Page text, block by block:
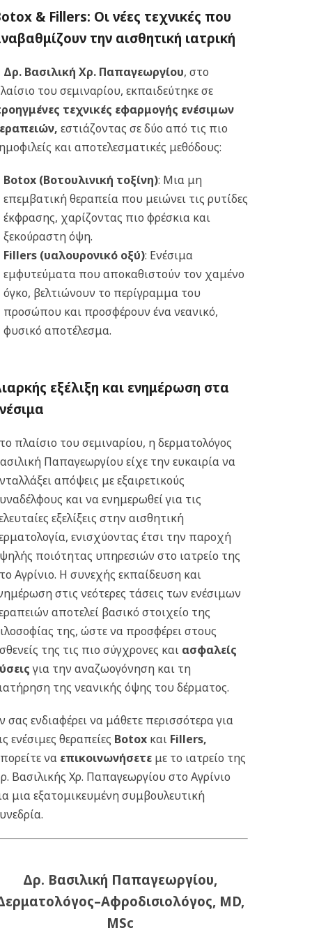
& Fillers: Οι νέες τεχνικές που
την αισθητική ιατρική
Δρ. Βασιλική Χρ. Παπαγεωργίου, στο
του σεμιναρίου, εκπαιδεύτηκε σε
τεχνικές εφαρμογής ενέσιμων
,εστιάζοντας σε δύο από τις πιο
και αποτελεσματικές μεθόδους:
Botox(Βοτουλινική τοξίνη): Μια μη
επεμβατική θεραπεία που μειώνει τις ρυτίδες
έκφρασης, χαρίζοντας πιο φρέσκια και
ξεκούραστη όψη.
Fillers(υαλουρονικό οξύ): Ενέσιμα
εμφυτεύματα που αποκαθιστούν τον χαμένο
όγκο, βελτιώνουν το περίγραμμα του
προσώπου και προσφέρουν ένα νεανικό,
φυσικό αποτέλεσμα.
εξέλιξη και ενημέρωση στα
πλαίσιο του σεμιναρίου, η δερματολόγος
Παπαγεωργίου είχε την ευκαιρία να
απόψεις με εξαιρετικούς
και να ενημερωθεί για τις
εξελίξεις στην αισθητική
ενισχύοντας έτσι την παροχή
ποιότητας υπηρεσιών στο ιατρείο της
Αγρίνιο. Η συνεχής εκπαίδευση και
στις νεότερες τάσεις των ενέσιμων
αποτελεί βασικό στοιχείο της
της, ώστε να προσφέρει στους
της τις πιο σύγχρονες και ασφαλείς
για την αναζωογόνηση και τη
της νεανικής όψης του δέρματος.
σας ενδιαφέρει να μάθετε περισσότερα για
ενέσιμες θεραπείες Botox και Fillers,
να επικοινωνήσετε με το ιατρείο της
Βασιλικής Χρ. Παπαγεωργίου στο Αγρίνιο
μια εξατομικευμένη συμβουλευτική
Δρ. Βασιλική Παπαγεωργίου,
MD,
MSc